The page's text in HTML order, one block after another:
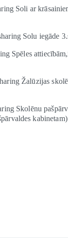
Soli ar
Solu iegāde
Spēles
Žalūzijas
Skolēnu
kabinetam)